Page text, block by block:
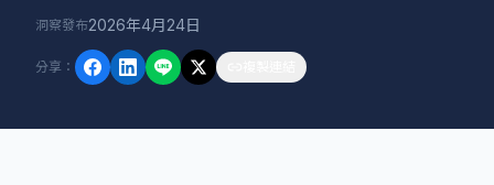
洞察發布2026年4月24日
分享 ：